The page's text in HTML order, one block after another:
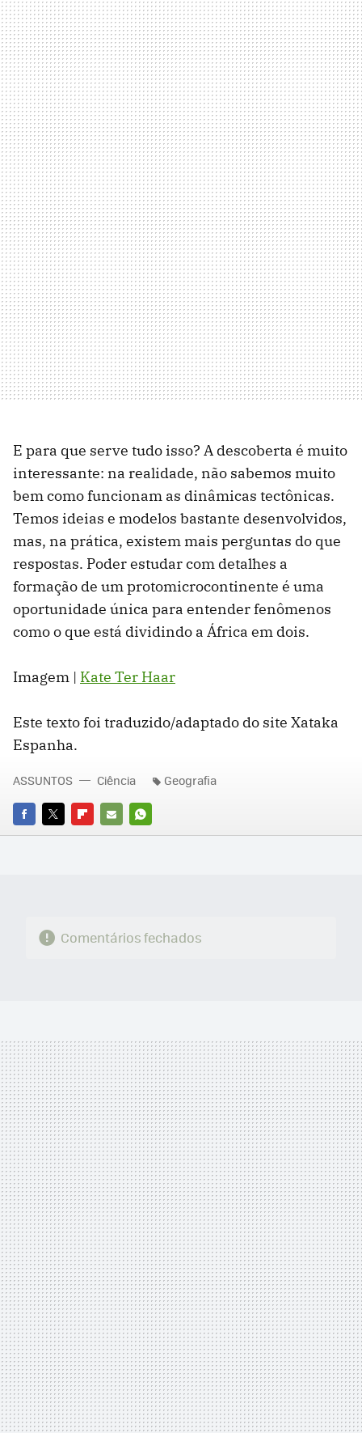
E para que serve tudo isso? A descoberta é muito
interessante: na realidade, não sabemos muito
bem como funcionam as dinâmicas tectônicas.
Temos ideias e modelos bastante desenvolvidos,
mas, na prática, existem mais perguntas do que
respostas. Poder estudar com detalhes a
formação de um protomicrocontinente é uma
oportunidade única para entender fenômenos
como o que está dividindo a África em dois.
Imagem | Kate Ter Haar
Este texto foi traduzido/adaptado do site Xataka
Espanha.
FACEBOOK
TWITTERFLIPBOARD
E-
WHATSAPP
ASSUNTOS Ciência Geografia
Comentários fechados